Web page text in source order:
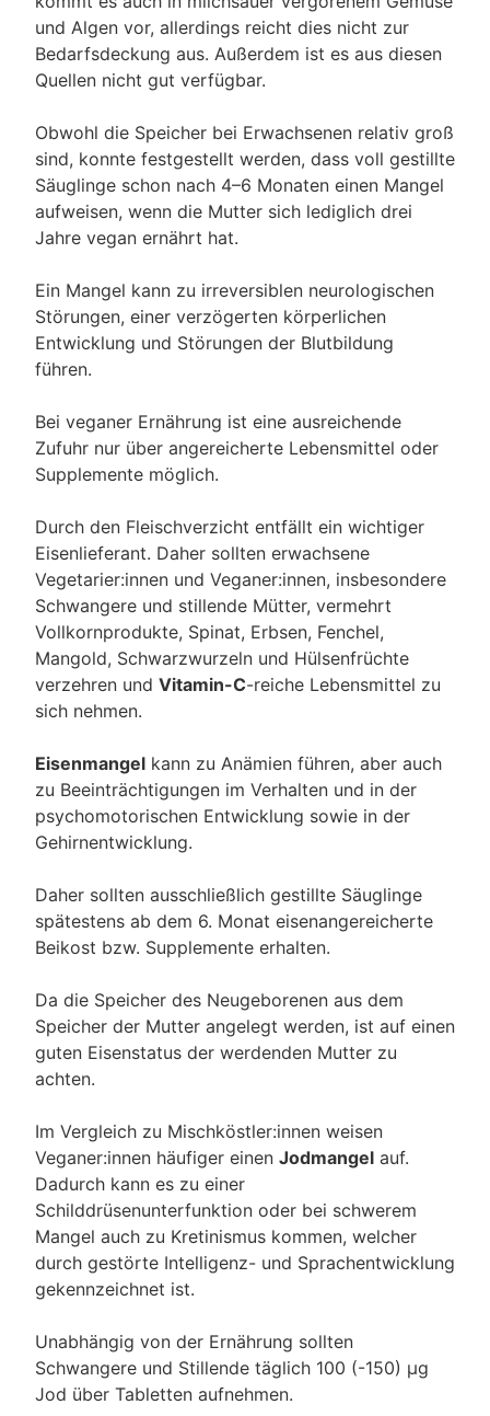
und Algen vor, allerdings reicht dies nicht zur
Bedarfsdeckung aus. Außerdem ist es aus diesen
Quellen nicht gut verfügbar.
Obwohl die Speicher bei Erwachsenen relativ groß
sind, konnte festgestellt werden, dass voll gestillte
Säuglinge schon nach 4–6 Monaten einen Mangel
aufweisen, wenn die Mutter sich lediglich drei
Jahre vegan ernährt hat.
Ein Mangel kann zu irreversiblen neurologischen
Störungen, einer verzögerten körperlichen
Entwicklung und Störungen der Blutbildung
führen.
Bei veganer Ernährung ist eine ausreichende
Zufuhr nur über angereicherte Lebensmittel oder
Supplemente möglich.
Durch den Fleischverzicht entfällt ein wichtiger
Eisenlieferant. Daher sollten erwachsene
Vegetarier:innen und Veganer:innen, insbesondere
Schwangere und stillende Mütter, vermehrt
Vollkornprodukte, Spinat, Erbsen, Fenchel,
Mangold, Schwarzwurzeln und Hülsenfrüchte
verzehren und Vitamin-C-reiche Lebensmittel zu
sich nehmen.
Eisenmangel kann zu Anämien führen, aber auch
zu Beeinträchtigungen im Verhalten und in der
psychomotorischen Entwicklung sowie in der
Gehirnentwicklung.
Daher sollten ausschließlich gestillte Säuglinge
spätestens ab dem 6. Monat eisenangereicherte
Beikost bzw. Supplemente erhalten.
Da die Speicher des Neugeborenen aus dem
Speicher der Mutter angelegt werden, ist auf einen
guten Eisenstatus der werdenden Mutter zu
achten.
Im Vergleich zu Mischköstler:innen weisen
Veganer:innen häufiger einen Jodmangel auf.
Dadurch kann es zu einer
Schilddrüsenunterfunktion oder bei schwerem
Mangel auch zu Kretinismus kommen, welcher
durch gestörte Intelligenz- und Sprachentwicklung
gekennzeichnet ist.
Unabhängig von der Ernährung sollten
Schwangere und Stillende täglich 100 (-150) µg
Jod über Tabletten aufnehmen.